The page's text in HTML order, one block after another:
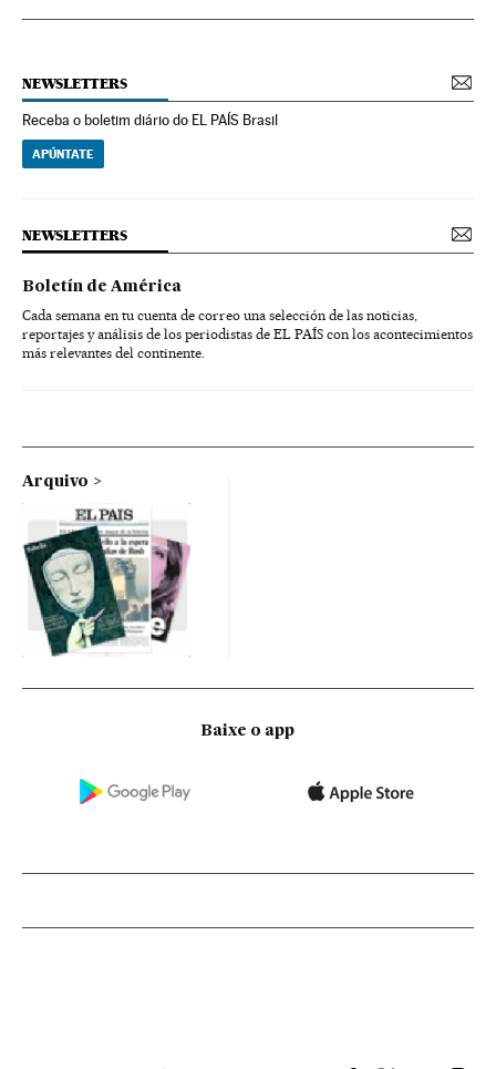
NEWSLETTERS
Receba o boletim diário do EL PAÍS Brasil
APÚNTATE
NEWSLETTERS
Boletín de América
Cada semana en tu cuenta de correo una selección de las noticias,
reportajes y análisis de los periodistas de EL PAÍS con los acontecimientos
más relevantes del continente.
Arquivo
Baixe o app